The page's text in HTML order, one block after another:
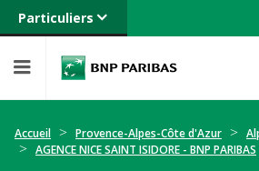
Particuliers
Banque privée
Entreprises
Accueil Provence-Alpes-Côte d'Azur
AGENCE NICE SAINT ISIDORE - BNP PARIBAS